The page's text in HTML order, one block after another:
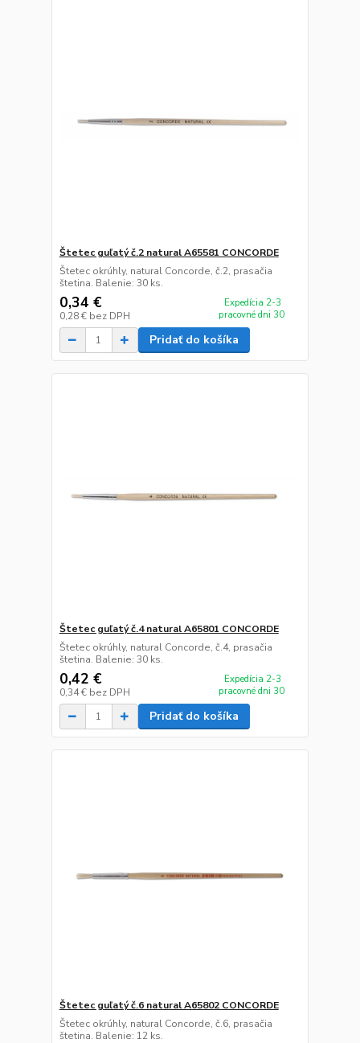
Štetec guľatý č.2 natural A65581 CONCORDE
Štetec okrúhly, natural Concorde, č.2, prasačia
štetina. Balenie: 30 ks.
0,34 €
0,28 € bez DPH
Expedícia 2-3
pracovné dni 30
Pridať do košíka
Štetec guľatý č.4 natural A65801 CONCORDE
Štetec okrúhly, natural Concorde, č.4, prasačia
štetina. Balenie: 30 ks.
0,42 €
0,34 € bez DPH
Expedícia 2-3
pracovné dni 30
Pridať do košíka
Štetec guľatý č.6 natural A65802 CONCORDE
Štetec okrúhly, natural Concorde, č.6, prasačia
štetina. Balenie: 12 ks.